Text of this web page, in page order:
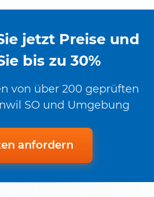
jetzt Preise und
bis zu 30%
von über 200 geprüften
SO und Umgebung
anfordern